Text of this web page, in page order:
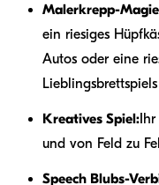
Malerkrepp-
ein riesiges
Autos oder eine
Kreatives Spiel:
und von Feld zu
Speech Blubs-